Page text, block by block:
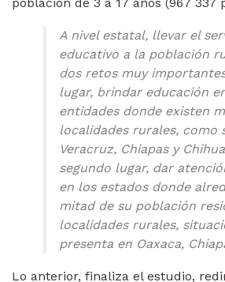
A nivel estatal, llevar el
educativo a la población
dos retos muy
lugar, brindar educación
entidades donde existen
localidades rurales, como
Veracruz, Chiapas y
segundo lugar, dar
en los estados donde
mitad de su población
localidades rurales,
presenta en Oaxaca,
Lo anterior, finaliza el estudio,